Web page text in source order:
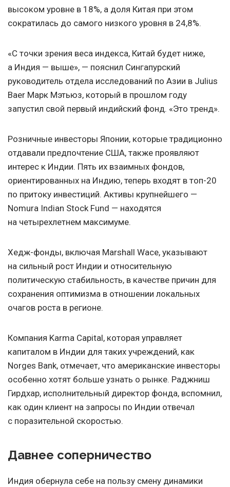
высоком уровне в 18%, а доля Китая при этом
сократилась до самого низкого уровня в 24,8%.
«С точки зрения веса индекса, Китай будет ниже,
а Индия — выше», — пояснил Сингапурский
руководитель отдела исследований по Азии в Julius
Baer Марк Мэтьюз, который в прошлом году
запустил свой первый индийский фонд. «Это тренд».
Розничные инвесторы Японии, которые традиционно
отдавали предпочтение США, также проявляют
интерес к Индии. Пять их взаимных фондов,
ориентированных на Индию, теперь входят в топ-20
по притоку инвестиций. Активы крупнейшего —
Nomura Indian Stock Fund — находятся
на четырехлетнем максимуме.
Хедж-фонды, включая Marshall Wace, указывают
на сильный рост Индии и относительную
политическую стабильность, в качестве причин для
сохранения оптимизма в отношении локальных
очагов роста в регионе.
Компания Karma Capital, которая управляет
капиталом в Индии для таких учреждений, как
Norges Bank, отмечает, что американские инвесторы
особенно хотят больше узнать о рынке. Раджниш
Гирдхар, исполнительный директор фонда, вспомнил,
как один клиент на запросы по Индии отвечал
с поразительной скоростью.
Давнее соперничество
Индия обернула себе на пользу смену динамики